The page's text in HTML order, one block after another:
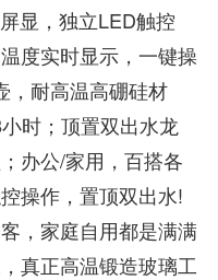
显，独立LED触控
度实时显示，一键操
，耐高温高硼硅材
时；顶置双出水龙
办公/家用，百搭各
操作，置顶双出水!
，家庭自用都是满满
真正高温锻造玻璃工